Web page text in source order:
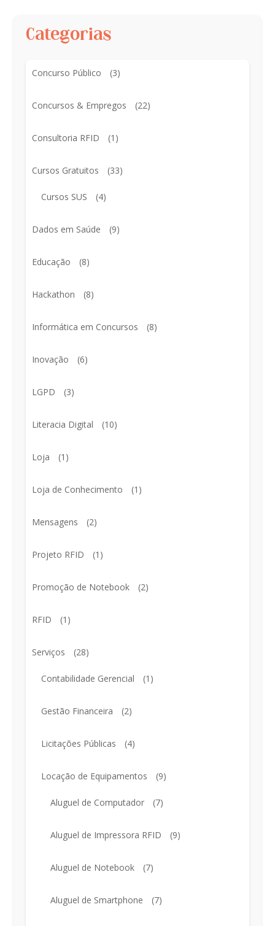
Categorias
Concurso Público (3)
Concursos & Empregos (22)
Consultoria RFID (1)
Cursos Gratuitos (33)
Cursos SUS (4)
Dados em Saúde (9)
Educação (8)
Hackathon (8)
Informática em Concursos (8)
Inovação (6)
LGPD (3)
Literacia Digital (10)
Loja (1)
Loja de Conhecimento (1)
Mensagens (2)
Projeto RFID (1)
Promoção de Notebook (2)
RFID (1)
Serviços (28)
Contabilidade Gerencial (1)
Gestão Financeira (2)
Licitações Públicas (4)
Locação de Equipamentos (9)
Aluguel de Computador (7)
Aluguel de Impressora RFID (9)
Aluguel de Notebook (7)
Aluguel de Smartphone (7)